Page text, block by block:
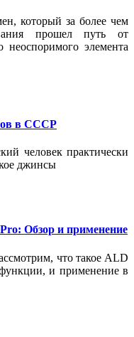
который за более чем
прошел путь от
элемента
в СССР
человек практически
джинсы
Обзор и применение
что такое ALD
и применение в